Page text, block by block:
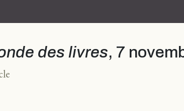
des livres, 7